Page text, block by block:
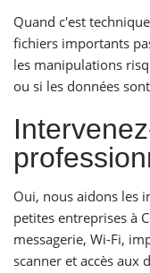
Quand c'est
fichiers importants
les manipulations
ou si les données
Oui, nous aidons les
petites entreprises à
messagerie, Wi-Fi,
scanner et accès aux